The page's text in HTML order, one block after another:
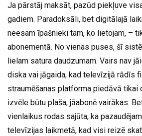
Ja pārstāj maksāt, pazūd piekļuve
gadiem. Paradoksāli, bet digitālajā
neesam īpašnieki tam, ko lietojam, –
abonementā. No vienas puses, šī
lielam satura daudzumam. Vairs nav
diska vai jāgaida, kad televīzijā rādīs
straumēšanas platforma piedāvā tikai
izvēle būtu plaša, jāabonē vairākas.
vienlaikus rodas sajūta, ka
televīzijas laikmetā, kad visi reizē